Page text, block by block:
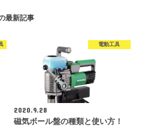
最新記事
電動工具
2020.9.28
磁気ボール盤の種類と使い方！